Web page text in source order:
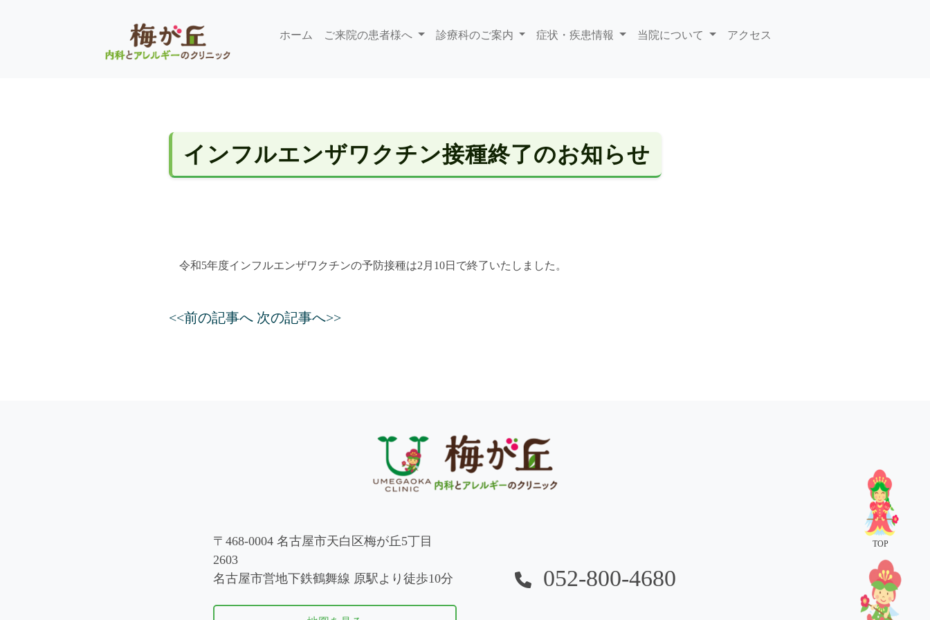
ホーム ご来院の患者様へ 診療科のご案内 症状・疾患情報 当院について アクセス
インフルエンザワクチン接種終了のお知らせ
令和5年度インフルエンザワクチンの予防接種は2月10日で終了いたしました。
<<前の記事へ 次の記事へ>>
TOP
〒468-0004 名古屋市天白区梅が丘5丁目
2603
名古屋市営地下鉄鶴舞線 原駅より徒歩10分
052-800-4680